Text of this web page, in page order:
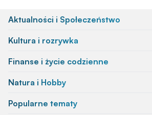
Aktualności i Społeczeństwo
Kultura i rozrywka
Finanse i życie codzienne
Natura i Hobby
Popularne tematy